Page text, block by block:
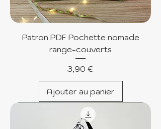
Patron PDF Pochette nomade
range-couverts
Prix
3,90 €
Ajouter au panier